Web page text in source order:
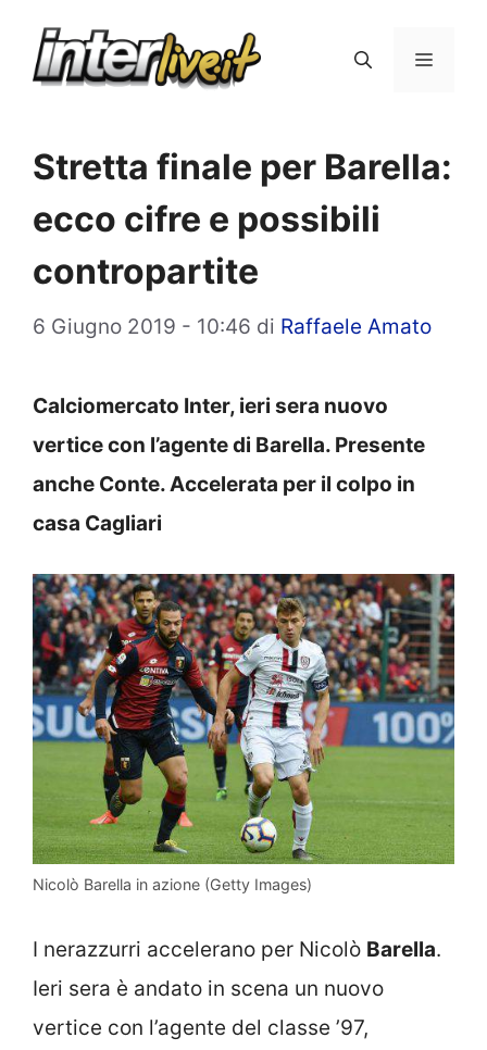
Menu
Stretta finale per Barella:
ecco cifre e possibili
contropartite
6 Giugno 2019 - 10:46 di Raffaele Amato
Calciomercato Inter, ieri sera nuovo
vertice con l’agente di Barella. Presente
anche Conte. Accelerata per il colpo in
casa Cagliari
Nicolò Barella in azione (Getty Images)
I nerazzurri accelerano per Nicolò Barella.
Ieri sera è andato in scena un nuovo
vertice con l’agente del classe ’97,